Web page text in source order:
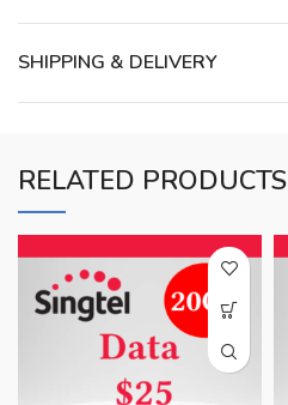
SHIPPING & DELIVERY
RELATED PRODUCTS